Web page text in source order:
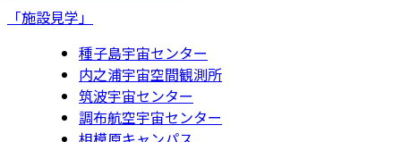
「施設見学」
種子島宇宙センター
内之浦宇宙空間観測所
筑波宇宙センター
調布航空宇宙センター